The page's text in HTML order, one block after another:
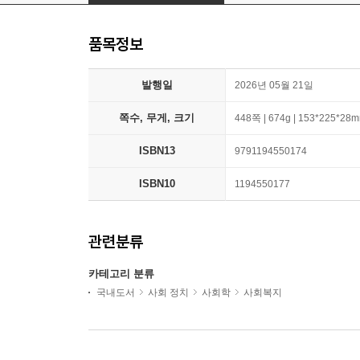
품목정보
발행일 2026년 05월 21일
쪽수, 무게, 크기 448쪽 | 674g |
ISBN13 9791194550174
ISBN10 1194550177
관련분류
카테고리 분류
국내도서 사회 정치 사회학 사회복지